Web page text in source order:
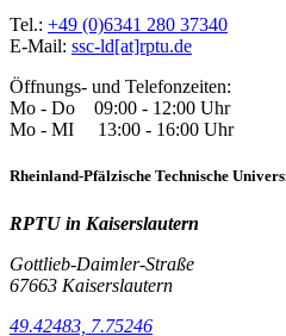
Tel.: +49 (0)6341 280 37340
E-Mail: ssc-ld[at]rptu.de
Öffnungs- und Telefonzeiten:
Mo - Do 09:00 - 12:00 Uhr
Mo - MI 13:00 - 16:00 Uhr
Rheinland-Pfälzische Technische
RPTU in Kaiserslautern
Gottlieb-Daimler-Straße
67663 Kaiserslautern
49.42483, 7.75246